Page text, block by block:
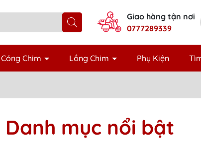
Giao hàng tận nơi
0777289339
Cóng Chim Lồng Chim Phụ Kiện
Danh mục nổi bật